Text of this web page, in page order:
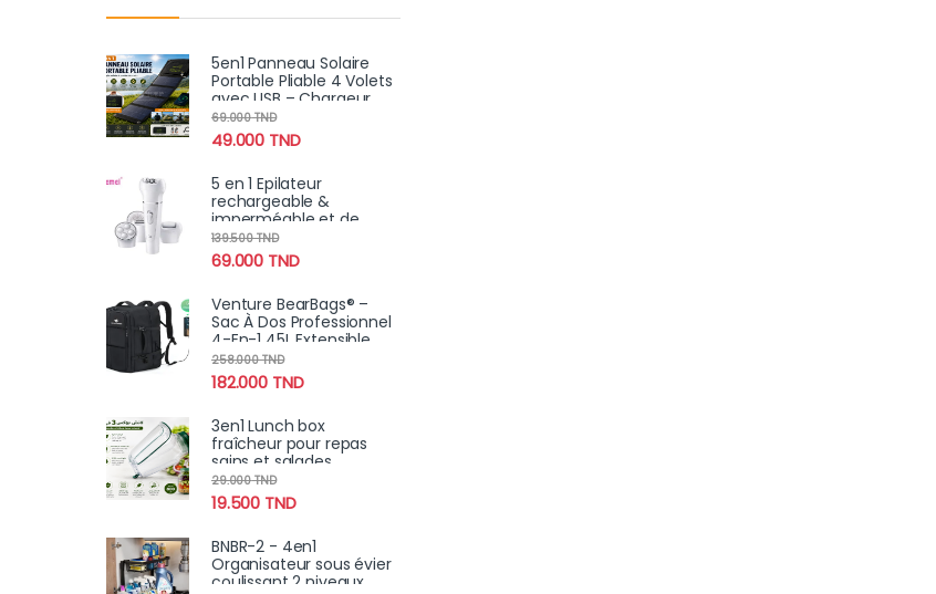
5en1 Panneau Solaire
Portable Pliable 4 Volets
avec USB – Chargeur
Solaire Haute Puissance
49.000 TND
69.000TND
5 en 1 Epilateur
rechargeable &
imperméable et de
soins de la peau avec
brosse nettoyante,
masseur facial
69.000 TND
139.500TND
Venture BearBags® –
Sac À Dos Professionnel
4-En-1 45L Extensible
Étanche Avec
Chargement USB
182.000 TND
258.000TND
3en1 Lunch box
fraîcheur pour repas
sains et salades
croustillantes
19.500 TND
29.000TND
BNBR-2 - 4en1
Organisateur sous évier
coulissant 2 niveaux